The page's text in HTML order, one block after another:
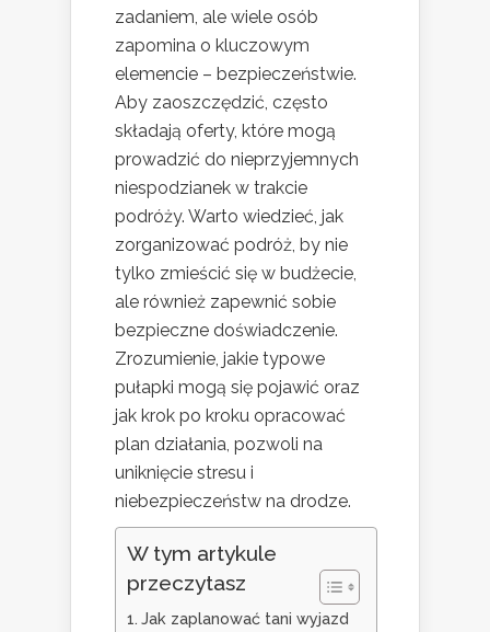
zadaniem, ale wiele osób
zapomina o kluczowym
elemencie – bezpieczeństwie.
Aby zaoszczędzić, często
składają oferty, które mogą
prowadzić do nieprzyjemnych
niespodzianek w trakcie
podróży. Warto wiedzieć, jak
zorganizować podróż, by nie
tylko zmieścić się w budżecie,
ale również zapewnić sobie
bezpieczne doświadczenie.
Zrozumienie, jakie typowe
pułapki mogą się pojawić oraz
jak krok po kroku opracować
plan działania, pozwoli na
uniknięcie stresu i
niebezpieczeństw na drodze.
W tym artykule
przeczytasz
Jak zaplanować tani wyjazd